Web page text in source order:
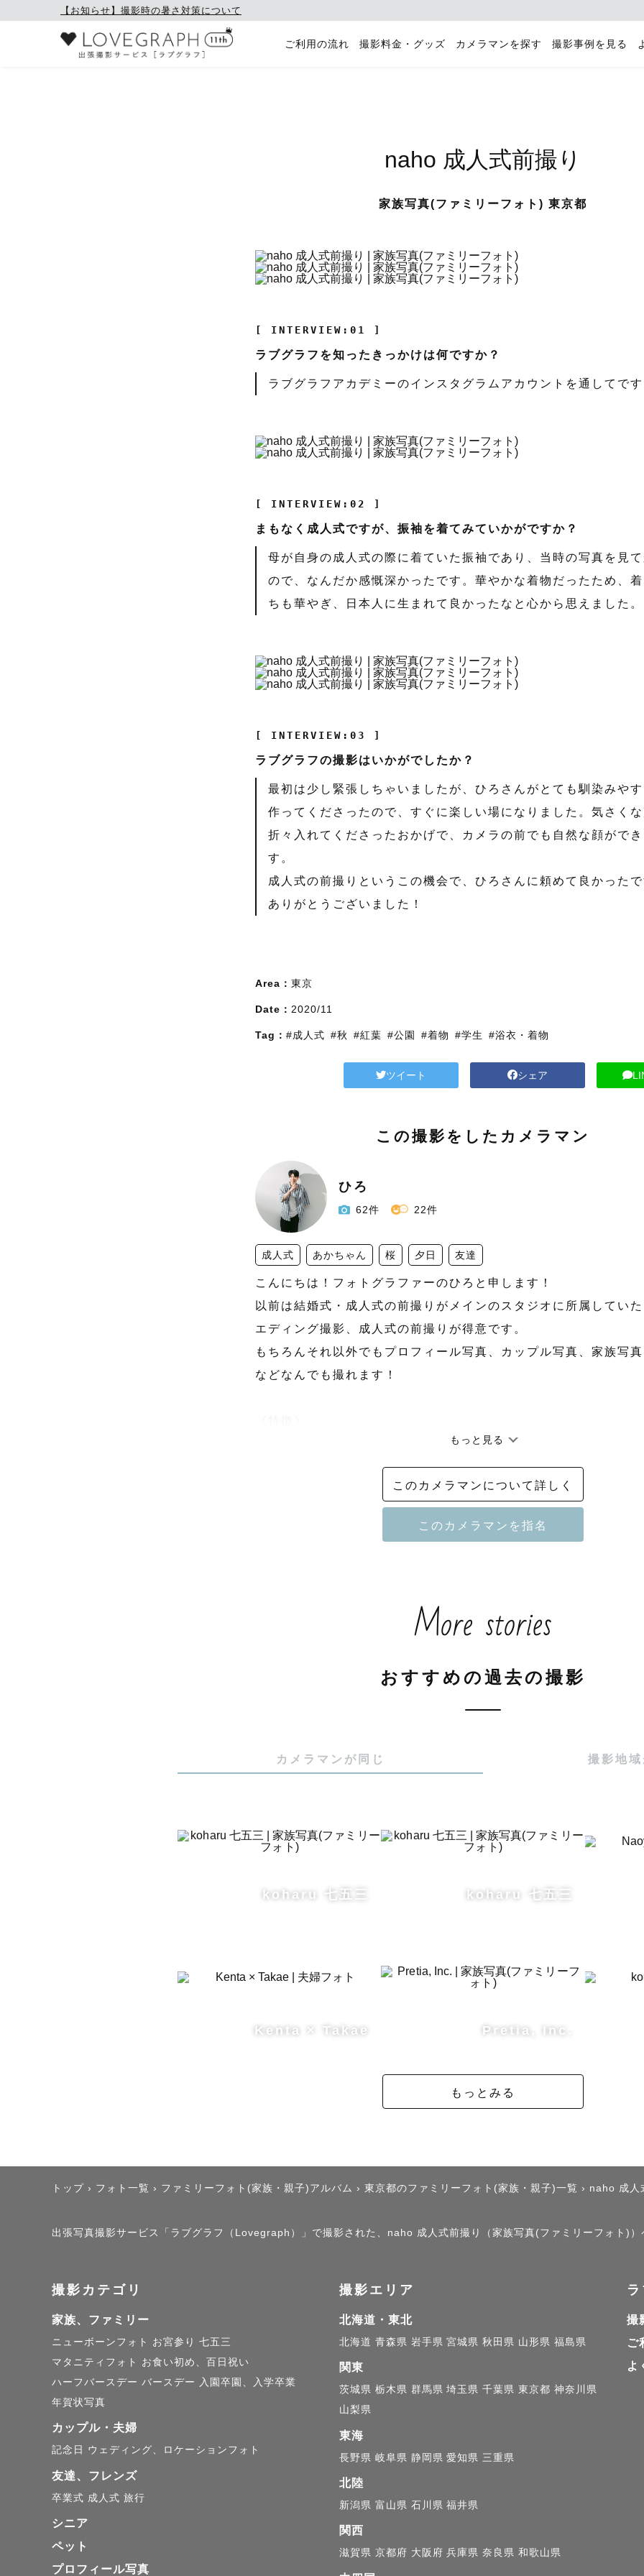
【お知らせ】撮影時の暑さ対策について
ご利用の流れ 撮影料金・グッズ カメラマンを探す 撮影事例を見る
naho 成人式前撮り
家族写真(ファミリーフォト) 東京都
[ INTERVIEW:01 ]
ラブグラフを知ったきっかけは何ですか？
ラブグラフアカデミーのインスタグラムアカウントを通してです
[ INTERVIEW:02 ]
まもなく成人式ですが、振袖を着てみていかがですか？
母が自身の成人式の際に着ていた振袖であり、当時の写真を見
ので、なんだか感慨深かったです。華やかな着物だったため、
ちも華やぎ、日本人に生まれて良かったなと心から思えました。
[ INTERVIEW:03 ]
ラブグラフの撮影はいかがでしたか？
最初は少し緊張しちゃいましたが、ひろさんがとても馴染みや
作ってくださったので、すぐに楽しい場になりました。気さく
折々入れてくださったおかげで、カメラの前でも自然な顔ができ
す。
成人式の前撮りというこの機会で、ひろさんに頼めて良かった
ありがとうございました！
Area： 東京
Date： 2020/11
Tag： #成人式 #秋 #紅葉 #公園 #着物 #学生 #浴衣・着物
ツイート シェア
この撮影をしたカメラマン
ひろ
62件 22件
成人式 あかちゃん 桜 夕日 友達
こんにちは！フォトグラファーのひろと申します！
以前は結婚式・成人式の前撮りがメインのスタジオに所属してい
エディング撮影、成人式の前撮りが得意です。
もちろんそれ以外でもプロフィール写真、カップル写真、家族写
などなんでも撮れます！
２．子どもと仲良くなるのが得意
３．子どものかわいい写真をたくさん残したい！
「せっかくプロに撮ってもらうんだからこだわりたい！」という方
もっと見る
このカメラマンについて詳しく
More stories
おすすめの過去の撮影
カメラマンが同じ 撮影地域
koharu 七五三 koharu 七五三
Kenta × Takae Pretia, Inc.
もっとみる
トップ › フォト一覧 › ファミリーフォト(家族・親子)アルバム › 東京都のファミリーフォト(家族・親子)一覧 › naho 成人
出張写真撮影サービス「ラブグラフ（Lovegraph）」で撮影された、naho 成人式前撮り（家族写真(ファミリーフォト)）
撮影カテゴリ
家族、ファミリー
ニューボーンフォト お宮参り 七五三
マタニティフォト
お食い初め、百日祝い
ハーフバースデー バースデー
入園卒園、入学卒業
年賀状写真
カップル・夫婦
記念日 ウェディング、ロケーションフォト
友達、フレンズ
卒業式 成人式 旅行
シニア
ペット
プロフィール写真
撮影エリア
北海道・東北
北海道 青森県 岩手県 宮城県 秋田県 山形県 福島県
関東
茨城県 栃木県 群馬県 埼玉県 千葉県 東京都 神奈川県
山梨県
東海
長野県 岐阜県 静岡県 愛知県 三重県
北陸
新潟県 富山県 石川県 福井県
関西
滋賀県 京都府 大阪府 兵庫県 奈良県 和歌山県
撮
ご
よ